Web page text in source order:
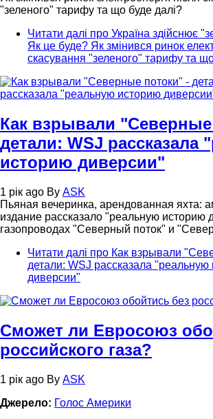
"зеленого" тарифу та що буде далі?
Читати далі про Україна здійснює
Як це буде? Як змінився ринок
скасування "зеленого" тарифу та
Как взрывали
детали: WSJ рассказала
историю диверсии"
1 рік ago By ASK
Пьяная вечеринка, арендованная яхта:
издание рассказало "реальную историю
газопроводах "Северный поток" и
Читати далі про Как взрывали
детали: WSJ рассказала "реальную
диверсии"
Сможет ли Евросоюз
российского газа?
1 рік ago By ASK
Джерело: Голос Америки